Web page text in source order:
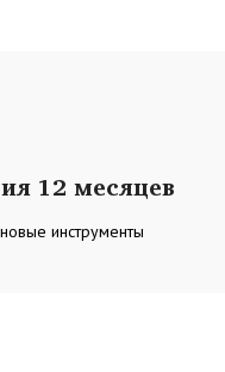
12 месяцев
инструменты